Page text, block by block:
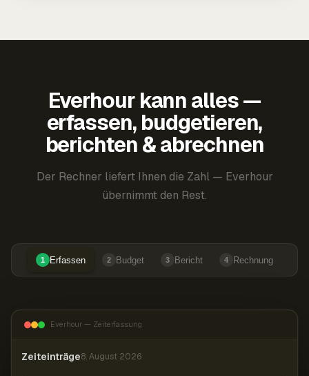
Everhour kann alles —
erfassen, budgetieren,
berichten & abrechnen
Der Rechner liefert Ihnen die Zahl — Everhour
übernimmt den Rest.
1 Erfassen 2 Budget 3 Bericht 4 Rechnung
Everhour — Zeiterfassung
Zeiteinträge8. August 2026